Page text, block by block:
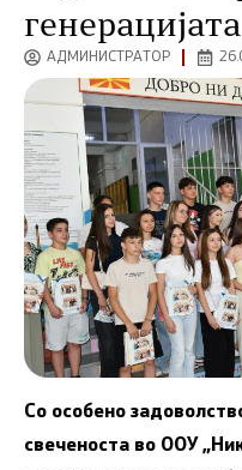
АДМИНИСТРАТОР
Со особено
свеченоста во ООУ